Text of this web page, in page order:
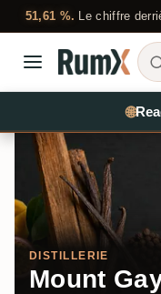
51,61 %. Le chiffre
Pays
DISTILLERIE
Mount
🌐